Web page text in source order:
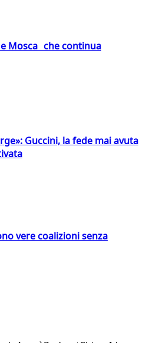
Mosca che continua
Guccini, la fede mai avuta
vere coalizioni senza